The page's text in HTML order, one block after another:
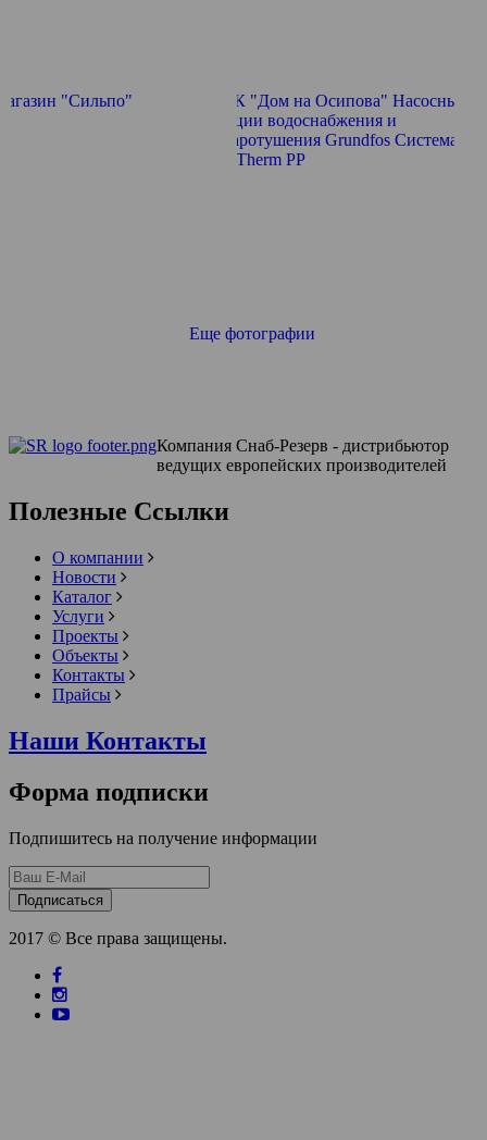
Еще фотографии
Компания Снаб-Резерв - дистрибьютор
ведущих европейских производителей
Полезные Ссылки
О компании
Новости
Каталог
Услуги
Проекты
Объекты
Контакты
Прайсы
Наши Контакты
Форма подписки
Подпишитесь на получение информации
Подписаться
2017 © Все права защищены.